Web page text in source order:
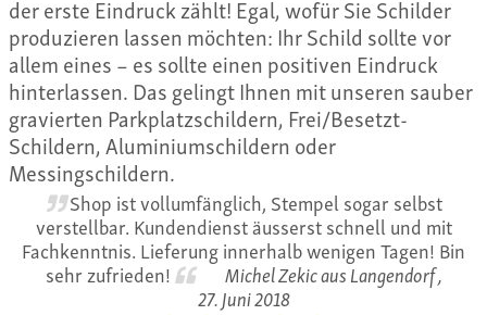
der erste Eindruck zählt! Egal, wofür Sie Schilder
produzieren lassen möchten: Ihr Schild sollte vor
allem eines – es sollte einen positiven Eindruck
hinterlassen. Das gelingt Ihnen mit unseren sauber
gravierten Parkplatzschildern, Frei/Besetzt-
Schildern, Aluminiumschildern oder
Messingschildern.
Shop ist vollumfänglich, Stempel sogar selbst
verstellbar. Kundendienst äusserst schnell und mit
Fachkenntnis. Lieferung innerhalb wenigen Tagen! Bin
sehr zufrieden! Michel Zekic aus Langendorf ,
27. Juni 2018